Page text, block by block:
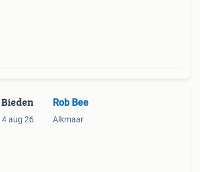
Bieden
4 aug 26
Rob Bee
Alkmaar